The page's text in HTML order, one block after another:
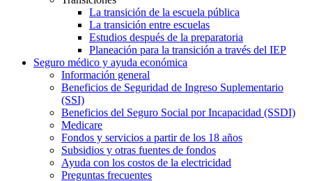
La transición de la escuela pública
La transición entre escuelas
Estudios después de la preparatoria
Planeación para la transición a través del IEP
Seguro médico y ayuda económica
Información general
Beneficios de Seguridad de Ingreso Suplementario
(SSI)
Beneficios del Seguro Social por Incapacidad (SSDI)
Medicare
Fondos y servicios a partir de los 18 años
Subsidios y otras fuentes de fondos
Ayuda con los costos de la electricidad
Preguntas frecuentes